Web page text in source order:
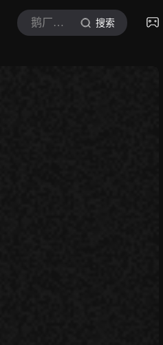
鹅厂体育广播员 搜索